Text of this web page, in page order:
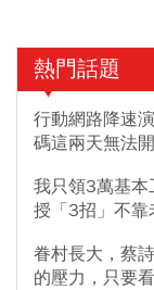
熱門話題
行動網路降速
碼這兩天無法
我只領3萬基本
授「3招」不
眷村長大，蔡
的壓力，只要